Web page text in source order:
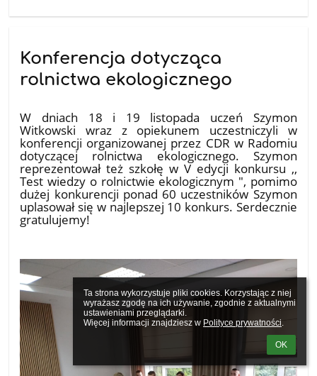
Ta strona wykorzystuje pliki cookies. Korzystając z niej
wyrażasz zgodę na ich używanie, zgodnie z aktualnymi
ustawieniami przeglądarki.
Więcej informacji znajdziesz w Polityce prywatności.
OK
Konferencja dotycząca
rolnictwa ekologicznego
W dniach 18 i 19 listopada uczeń Szymon
Witkowski wraz z opiekunem uczestniczyli w
konferencji organizowanej przez CDR w Radomiu
dotyczącej rolnictwa ekologicznego. Szymon
reprezentował też szkołę w V edycji konkursu ,,
Test wiedzy o rolnictwie ekologicznym ", pomimo
dużej konkurencji ponad 60 uczestników Szymon
uplasował się w najlepszej 10 konkurs. Serdecznie
gratulujemy!